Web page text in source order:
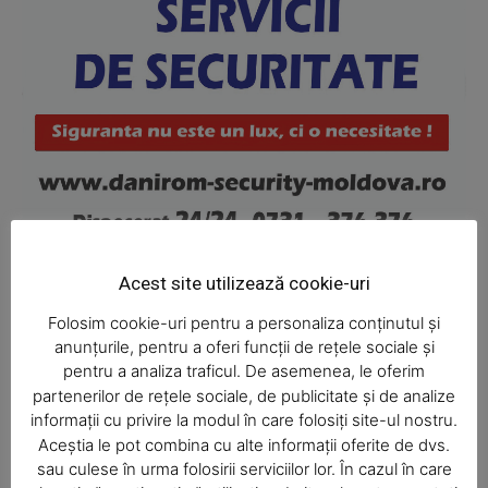
News Week
Magazine PRO
SUBSCRIBE NOW
Ultimele ştiri
Acest site utilizează cookie-uri
Folosim cookie-uri pentru a personaliza conținutul și
anunțurile, pentru a oferi funcții de rețele sociale și
pentru a analiza traficul. De asemenea, le oferim
partenerilor de rețele sociale, de publicitate și de analize
informații cu privire la modul în care folosiți site-ul nostru.
Aceștia le pot combina cu alte informații oferite de dvs.
sau culese în urma folosirii serviciilor lor. În cazul în care